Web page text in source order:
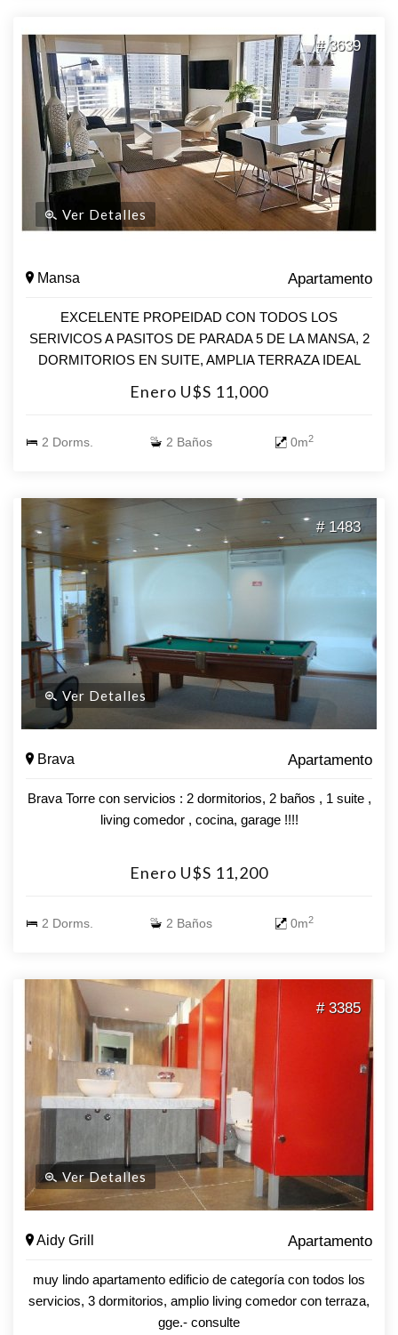
# 3639
Ver Detalles
Mansa Apartamento
EXCELENTE PROPEIDAD CON TODOS LOS
SERIVICOS A PASITOS DE PARADA 5 DE LA MANSA, 2
DORMITORIOS EN SUITE, AMPLIA TERRAZA IDEAL
PARA TUS VACACIONES
Enero U$S 11,000
2 Dorms. 2 Baños 0m2
# 1483
Ver Detalles
Brava Apartamento
Brava Torre con servicios : 2 dormitorios, 2 baños , 1 suite ,
living comedor , cocina, garage !!!!
Enero U$S 11,200
2 Dorms. 2 Baños 0m2
# 3385
Ver Detalles
Aidy Grill Apartamento
muy lindo apartamento edificio de categoría con todos los
servicios, 3 dormitorios, amplio living comedor con terraza,
gge.- consulte